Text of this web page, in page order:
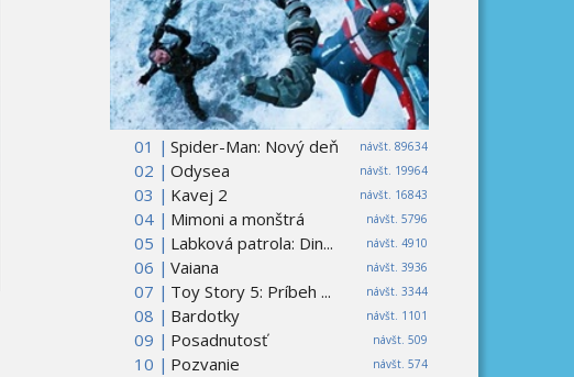
01 | návšt. 89634
Spider-Man: Nový deň
02 |
návšt. 19964
Odysea
03 |
návšt. 16843
Kavej 2
04 |
návšt. 5796
Mimoni a monštrá
05 |
návšt. 4910
Labková patrola: Din...
06 |
návšt. 3936
Vaiana
07 |
návšt. 3344
Toy Story 5: Príbeh ...
08 |
návšt. 1101
Bardotky
09 |
návšt. 509
Posadnutosť
10 |
návšt. 574
Pozvanie